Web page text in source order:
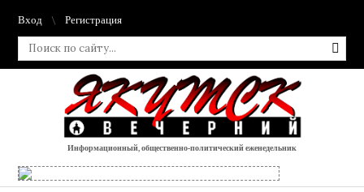
Вход Регистрация
Информационный, общественно-политический еженедельник